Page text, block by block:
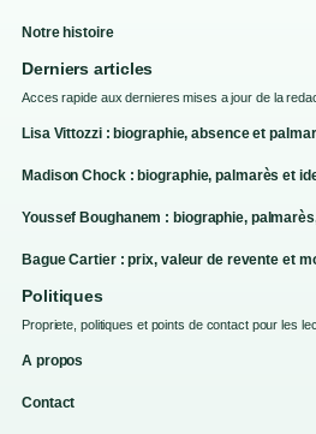
Notre histoire
Derniers articles
Acces rapide aux dernieres mises a jour de la
Lisa Vittozzi : biographie, absence et
Madison Chock : biographie, palmarès et
Youssef Boughanem : biographie,
Bague Cartier : prix, valeur de revente et
Politiques
Propriete, politiques et points de contact pour les
A propos
Contact